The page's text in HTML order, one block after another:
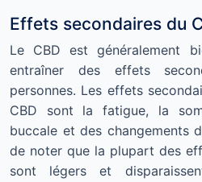
Effets secondaires du
Le CBD est généralement
entraîner des effets
personnes. Les effets
CBD sont la fatigue, la
buccale et des changements
de noter que la plupart des
sont légers et